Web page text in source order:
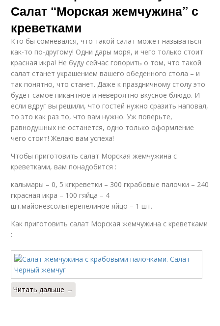
Салат “Морская жемчужина” с
креветками
Кто бы сомневался, что такой салат может называться
как-то по-другому! Одни дары моря, и чего только стоит
красная икра! Не буду сейчас говорить о том, что такой
салат станет украшением вашего обеденного стола – и
так понятно, что станет. Даже к праздничному столу это
будет самое пикантное и невероятно вкусное блюдо. И
если вдруг вы решили, что гостей нужно сразить наповал,
то это как раз то, что вам нужно. Уж поверьте,
равнодушных не останется, одно только оформление
чего стоит! Желаю вам успеха!
Чтобы приготовить салат Морская жемчужина с
креветками, вам понадобится :
кальмары – 0, 5 кгкреветки – 300 гкрабовые палочки – 240
гкрасная икра – 100 гяйца – 4
шт.майонезсольперепелиное яйцо – 1 шт.
Как приготовить салат Морская жемчужина с креветками
:
Читать дальше →